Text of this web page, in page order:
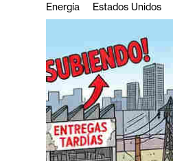
C
p
t
o
M
e
Energía Estados Unidos